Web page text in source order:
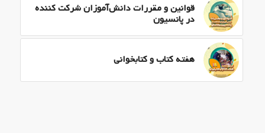
قوانین و مقررات دانش‌آموزان شرکت کننده
در پانسیون
هفته کتاب و کتابخوانی